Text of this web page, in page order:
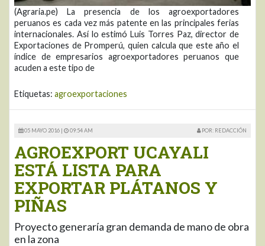
(Agraria.pe) La presencia de los agroexportadores
peruanos es cada vez más patente en las principales ferias
internacionales. Así lo estimó Luis Torres Paz, director de
Exportaciones de Promperú, quien calcula que este año el
índice de empresarios agroexportadores peruanos que
acuden a este tipo de
Etiquetas: agroexportaciones
05 MAYO 2016 | 09:54 AM POR: REDACCIÓN
AGROEXPORT UCAYALI
ESTÁ LISTA PARA
EXPORTAR PLÁTANOS Y
PIÑAS
Proyecto generaría gran demanda de mano de obra
en la zona